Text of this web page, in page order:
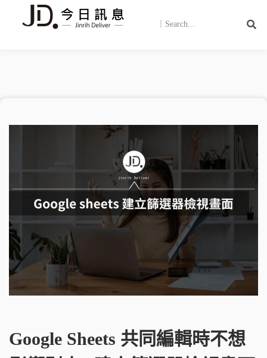
Google Sheets 共同編輯時不想